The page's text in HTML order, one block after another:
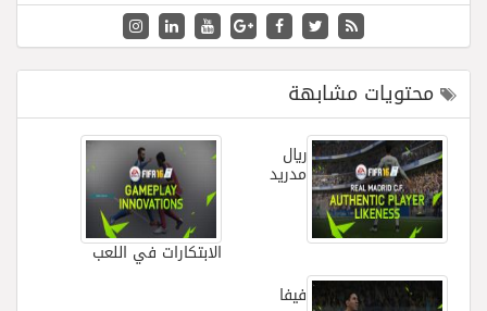
محتويات مشابهة
الابتكارات في اللعب
ريال
مدريد
فيفا